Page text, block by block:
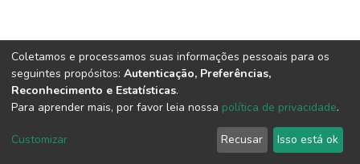
DSpace software copyright © 2002-2026 LYRASIS
Cookie
End User
Agreement
Send
Feedback
Coletamos e processamos suas informações pessoais para os
seguintes propósitos: Autenticação, Preferências,
Reconhecimento e Estatísticas.
Para aprender mais, por favor leia nossa política de privacidade.
Customizar Recusar Isso está ok